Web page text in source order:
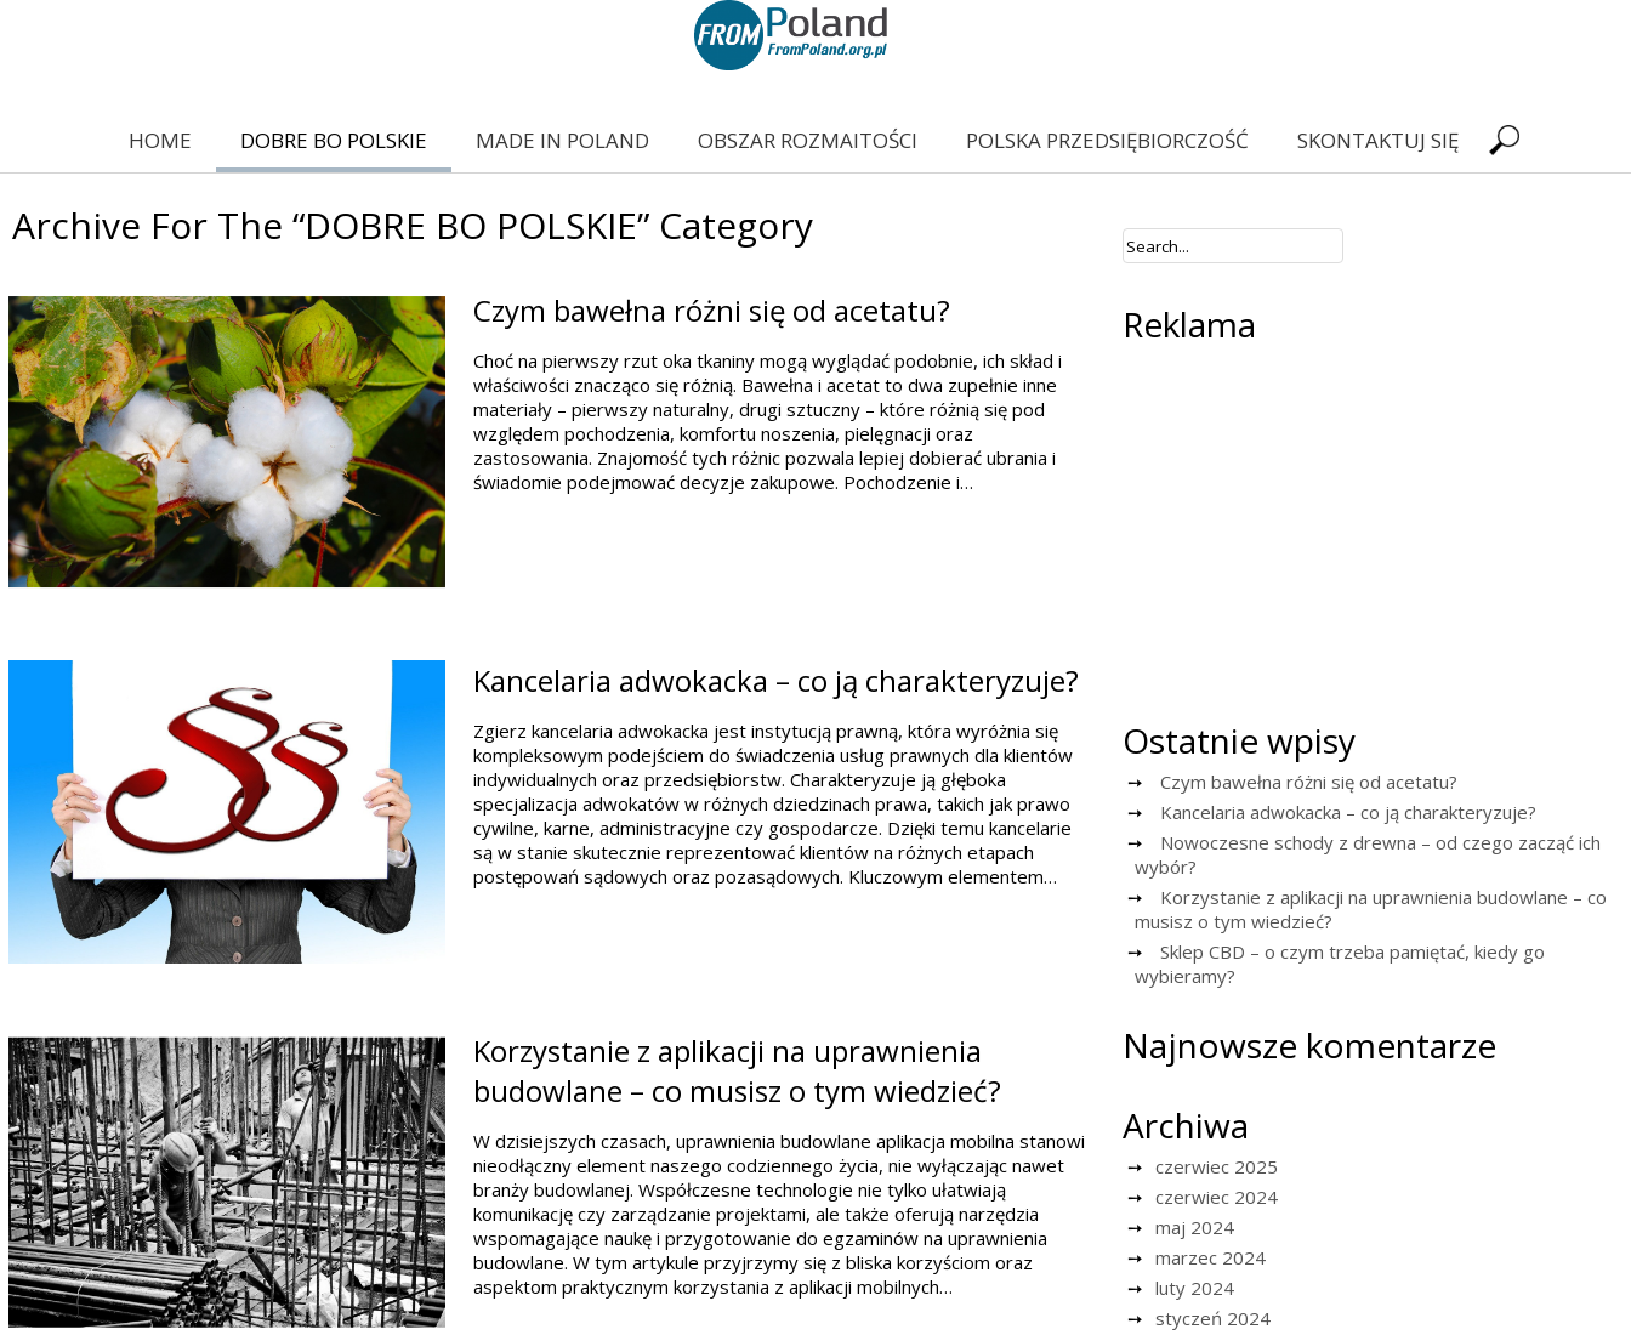
HOME DOBRE BO POLSKIE MADE IN POLAND OBSZAR ROZMAITOŚCI POLSKA PRZEDSIĘBIORCZOŚĆ SKONTAKTUJ SIĘ
Reklama
Ostatnie wpisy
Czym bawełna różni się od acetatu?
Kancelaria adwokacka – co ją charakteryzuje?
Nowoczesne schody z drewna – od czego zacząć ich
wybór?
Korzystanie z aplikacji na uprawnienia budowlane – co
musisz o tym wiedzieć?
Sklep CBD – o czym trzeba pamiętać, kiedy go
wybieramy?
Najnowsze komentarze
Archiwa
czerwiec 2025
czerwiec 2024
maj 2024
marzec 2024
luty 2024
styczeń 2024
Archive For The “DOBRE BO POLSKIE” Category
Czym bawełna różni się od acetatu?
Choć na pierwszy rzut oka tkaniny mogą wyglądać podobnie, ich skład i
właściwości znacząco się różnią. Bawełna i acetat to dwa zupełnie inne
materiały – pierwszy naturalny, drugi sztuczny – które różnią się pod
względem pochodzenia, komfortu noszenia, pielęgnacji oraz
zastosowania. Znajomość tych różnic pozwala lepiej dobierać ubrania i
świadomie podejmować decyzje zakupowe. Pochodzenie i…
Kancelaria adwokacka – co ją charakteryzuje?
Zgierz kancelaria adwokacka jest instytucją prawną, która wyróżnia się
kompleksowym podejściem do świadczenia usług prawnych dla klientów
indywidualnych oraz przedsiębiorstw. Charakteryzuje ją głęboka
specjalizacja adwokatów w różnych dziedzinach prawa, takich jak prawo
cywilne, karne, administracyjne czy gospodarcze. Dzięki temu kancelarie
są w stanie skutecznie reprezentować klientów na różnych etapach
postępowań sądowych oraz pozasądowych. Kluczowym elementem…
Korzystanie z aplikacji na uprawnienia
budowlane – co musisz o tym wiedzieć?
W dzisiejszych czasach, uprawnienia budowlane aplikacja mobilna stanowi
nieodłączny element naszego codziennego życia, nie wyłączając nawet
branży budowlanej. Współczesne technologie nie tylko ułatwiają
komunikację czy zarządzanie projektami, ale także oferują narzędzia
wspomagające naukę i przygotowanie do egzaminów na uprawnienia
budowlane. W tym artykule przyjrzymy się z bliska korzyściom oraz
aspektom praktycznym korzystania z aplikacji mobilnych…